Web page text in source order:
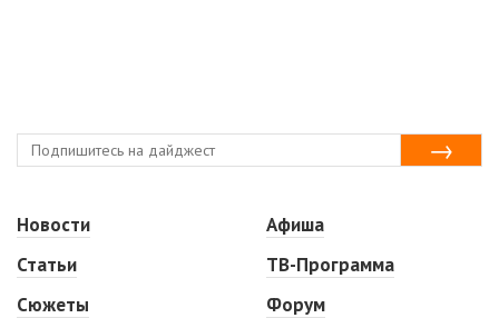
Новости
Статьи
Сюжеты
Афиша
ТВ-Программа
Форум